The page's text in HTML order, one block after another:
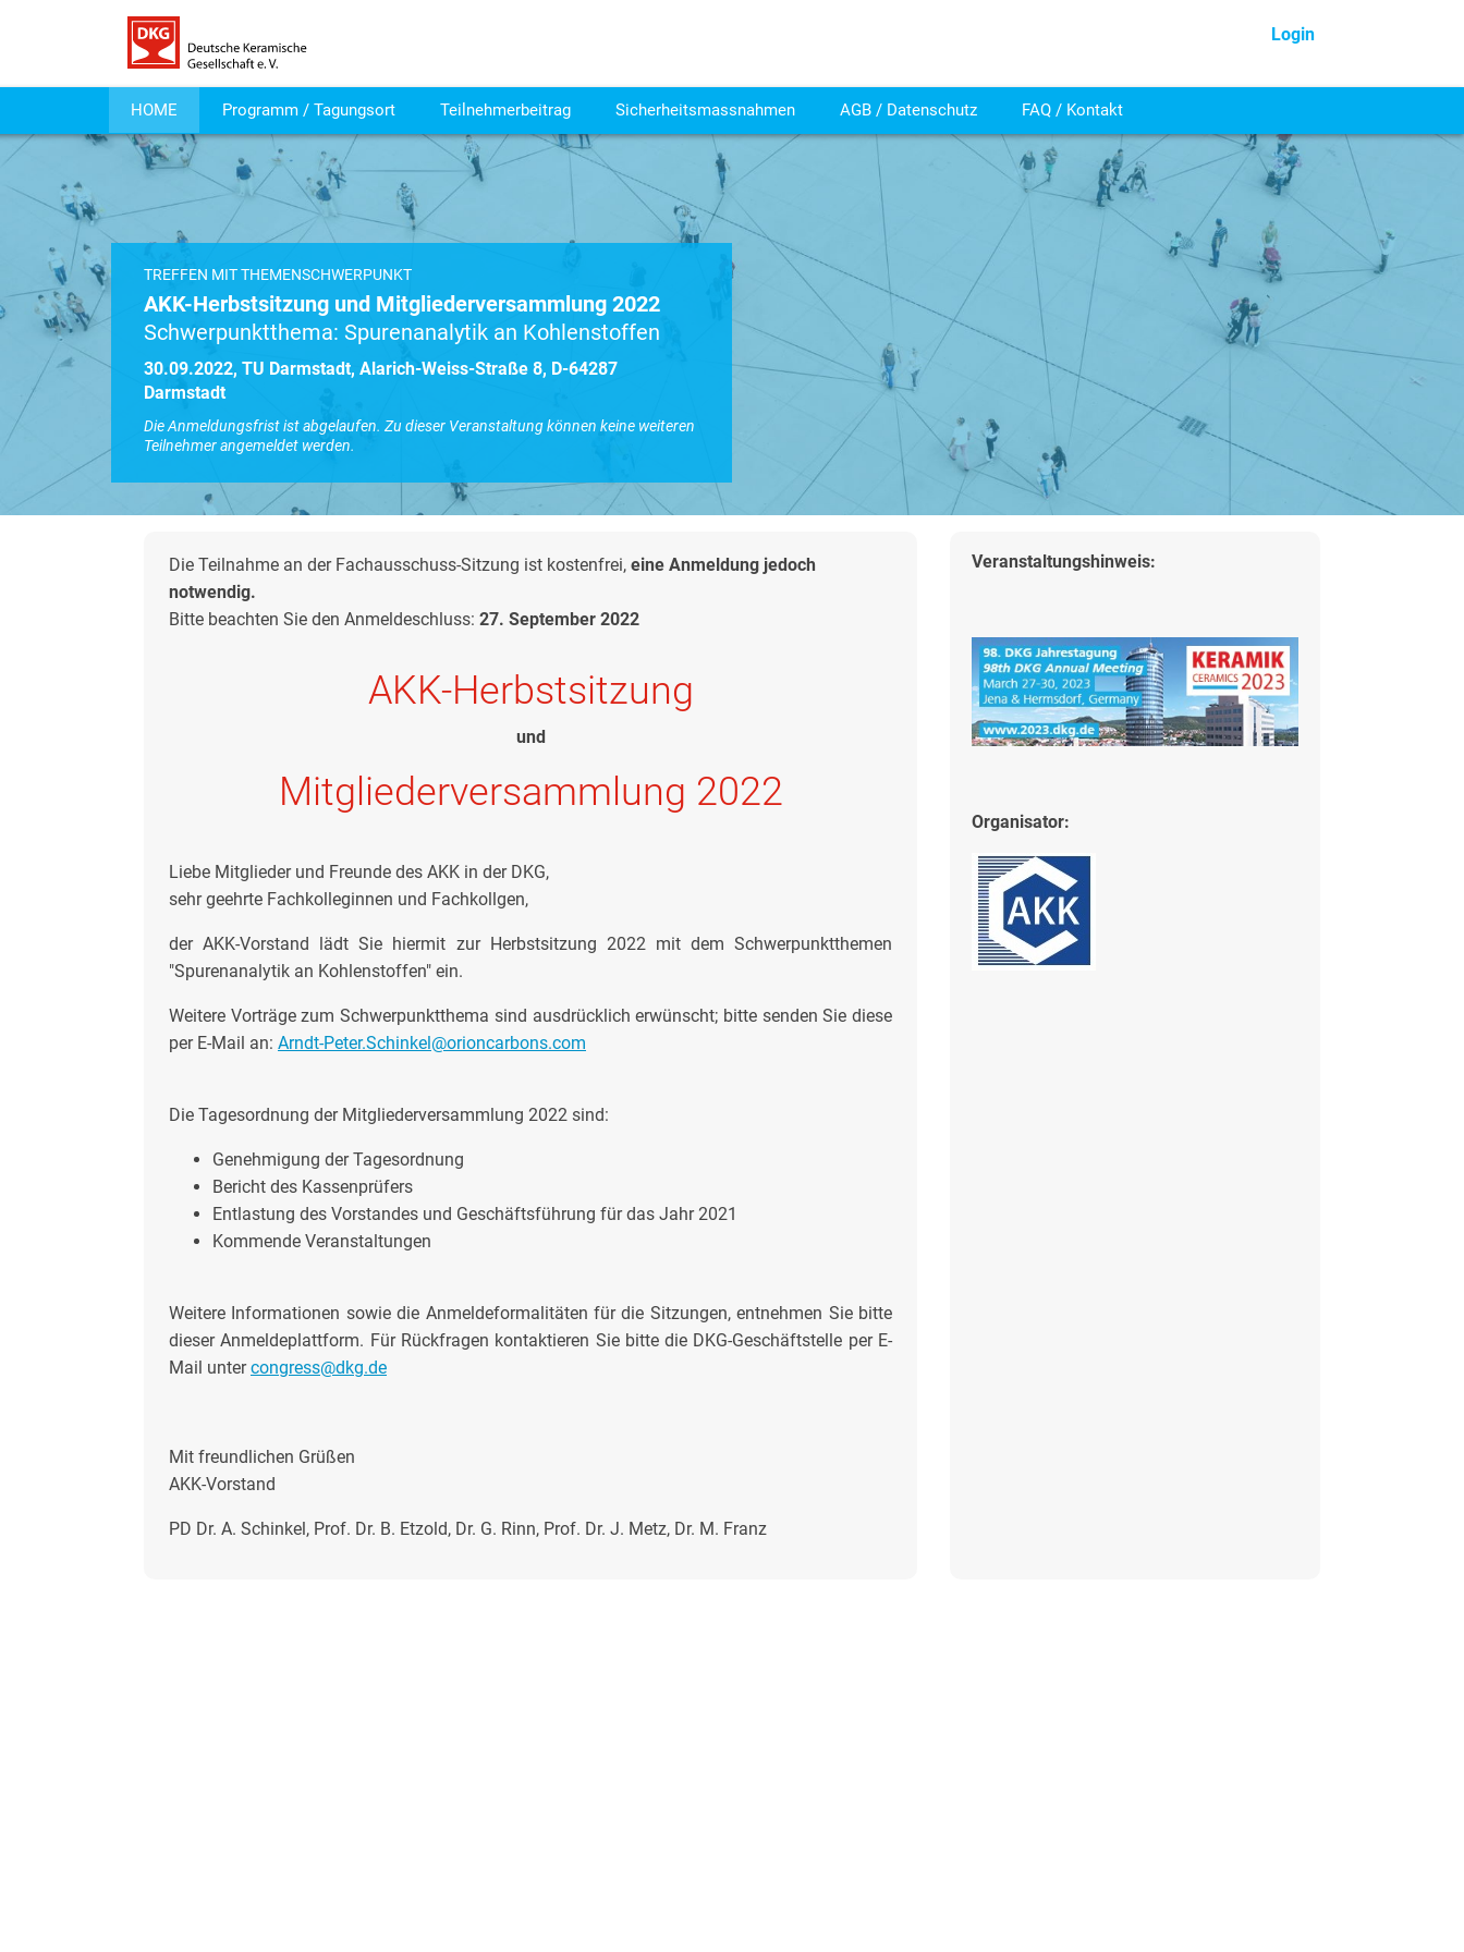
Login
HOME Programm / Tagungsort Teilnehmerbeitrag Sicherheitsmassnahmen AGB / Datenschutz FAQ / Kontakt
TREFFEN MIT THEMENSCHWERPUNKT
AKK-Herbstsitzung und Mitgliederversammlung 2022
Schwerpunktthema: Spurenanalytik an Kohlenstoffen
30.09.2022, TU Darmstadt, Alarich-Weiss-Straße 8, D-64287
Darmstadt
Die Anmeldungsfrist ist abgelaufen. Zu dieser Veranstaltung können keine weiteren
Teilnehmer angemeldet werden.
Die Teilnahme an der Fachausschuss-Sitzung ist kostenfrei, eine Anmeldung jedoch
notwendig.
Bitte beachten Sie den Anmeldeschluss: 27. September 2022
AKK-Herbstsitzung
und
Mitgliederversammlung 2022
Liebe Mitglieder und Freunde des AKK in der DKG,
sehr geehrte Fachkolleginnen und Fachkollgen,
der AKK-Vorstand lädt Sie hiermit zur Herbstsitzung 2022 mit dem Schwerpunktthemen
"Spurenanalytik an Kohlenstoffen" ein.
Weitere Vorträge zum Schwerpunktthema sind ausdrücklich erwünscht; bitte senden Sie diese
per E-Mail an: Arndt-Peter.Schinkel@orioncarbons.com
Die Tagesordnung der Mitgliederversammlung 2022 sind:
Genehmigung der Tagesordnung
Bericht des Kassenprüfers
Entlastung des Vorstandes und Geschäftsführung für das Jahr 2021
Kommende Veranstaltungen
Weitere Informationen sowie die Anmeldeformalitäten für die Sitzungen, entnehmen Sie bitte
dieser Anmeldeplattform. Für Rückfragen kontaktieren Sie bitte die DKG-Geschäftstelle per E-
Mail untercongress@dkg.de
Mit freundlichen Grüßen
AKK-Vorstand
PD Dr. A. Schinkel, Prof. Dr. B. Etzold, Dr. G. Rinn, Prof. Dr. J. Metz, Dr. M. Franz
Veranstaltungshinweis:
Organisator: